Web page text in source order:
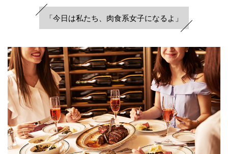
「今日は私たち、 肉食系女子になるよ」